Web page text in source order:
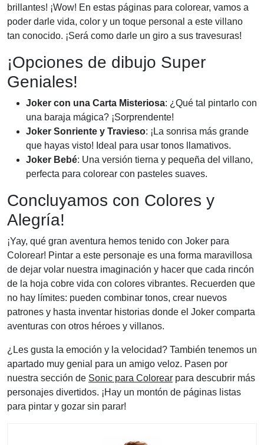
brillantes! ¡Wow! En estas páginas para colorear, vamos a
poder darle vida, color y un toque personal a este villano
tan conocido. ¡Será como darle un giro a sus travesuras!
¡Opciones de dibujo Super
Geniales!
Joker con una Carta Misteriosa: ¿Qué tal pintarlo con
una baraja mágica? ¡Sorprendente!
Joker Sonriente y Travieso: ¡La sonrisa más grande
que hayas visto! Ideal para usar tonos llamativos.
Joker Bebé: Una versión tierna y pequeña del villano,
perfecta para colorear con pasteles suaves.
Concluyamos con Colores y
Alegría!
¡Yay, qué gran aventura hemos tenido con Joker para
Colorear! Pintar a este personaje es una forma maravillosa
de dejar volar nuestra imaginación y hacer que cada rincón
de la hoja cobre vida con colores vibrantes. Recuerden que
no hay límites: pueden combinar tonos, crear nuevos
patrones y hasta inventar historias donde el Joker comparta
aventuras con otros héroes y villanos.
¿Les gusta la emoción y la velocidad? También tenemos un
apartado muy genial para un amigo veloz. Pasen por
nuestra sección de Sonic para Colorear para descubrir más
personajes divertidos. ¡Hay un montón de páginas listas
para pintar y gozar sin parar!